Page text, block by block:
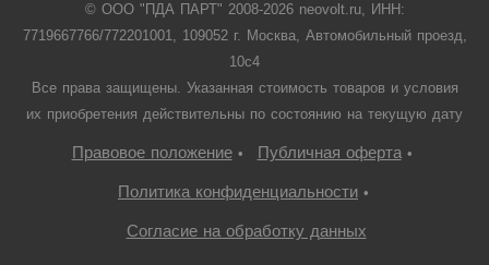
© ООО "ПДА ПАРТ" 2008-2026neovolt.ru, ИНН:
7719667766/772201001, 109052 г. Москва, Автомобильный проезд,
10с4
Все права защищены. Указанная стоимость товаров и условия
их приобретения действительны по состоянию на текущую дату
Правовое положение• Публичная оферта•
Политика конфиденциальности •
Согласие на обработку данных